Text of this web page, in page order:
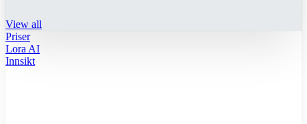
View all
Priser
Lora AI
Innsikt